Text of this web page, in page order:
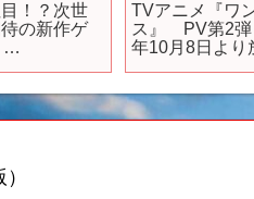
！？次世
の新作ゲ
TVアニメ『ワ
ス』 PV第2弾
年10月8日より